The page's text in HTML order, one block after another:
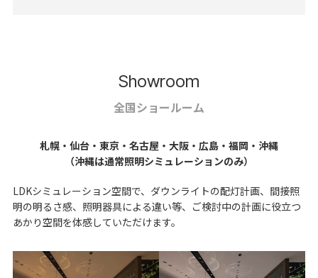
Showroom
全国ショールーム
札幌・仙台・東京・名古屋・大阪・広島・福岡・沖縄
（沖縄は通常照明シミュレーションのみ）
LDKシミュレーション空間で、ダウンライトの配灯計画、間接照
明の明るさ感、照明器具による違い等、 ご検討中の計画に役立つ
あかり空間を体感していただけます。